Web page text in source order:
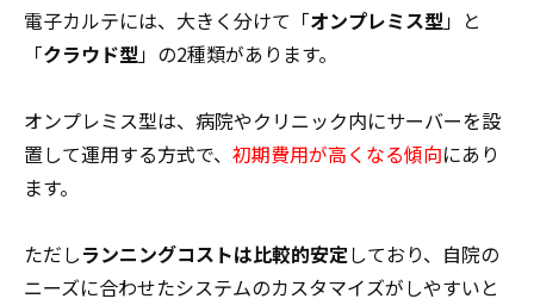
電子カルテには、大きく分けて「オンプレミス型」と
「クラウド型」の2種類があります。
オンプレミス型は、病院やクリニック内にサーバーを設
置して運用する方式で、 初期費用が高くなる傾向にあり
ます。
ただしランニングコストは比較的安定しており、自院の
ニーズに合わせたシステムのカスタマイズがしやすいと